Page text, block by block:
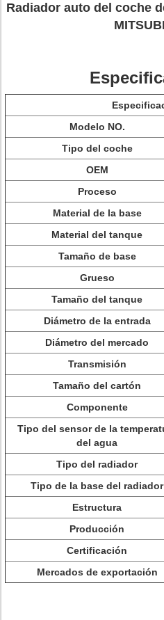
Radiador auto del coche
Modelo NO.
Tipo del coche
OEM
Proceso
Material de la base
Material del tanque
Tamaño de base
Grueso
Tamaño del tanque
Diámetro de la entrada
Diámetro del mercado
Transmisión
Tamaño del cartón
Componente
Tipo del sensor de la
del agua
Tipo del radiador
Tipo de la base del radiador
Estructura
Producción
Certificación
Mercados de exportación